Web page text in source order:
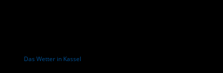
Das Wetter in Kassel